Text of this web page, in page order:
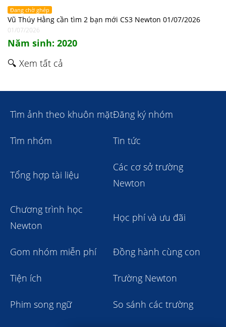
Đang chờ ghép
Vũ Thúy Hằng cần tìm 2 bạn mới CS3 Newton 01/07/2026
01/07/2026
Năm sinh: 2020
🔍 Xem tất cả
Tìm ảnh theo khuôn mặtĐăng ký nhóm
Tìm nhóm Tin tức
Tổng hợp tài liệu
Các cơ sở trường
Newton
Chương trình học
Newton
Học phí và ưu đãi
Gom nhóm miễn phí Đồng hành cùng con
Tiện ích Trường Newton
Phim song ngữ So sánh các trường